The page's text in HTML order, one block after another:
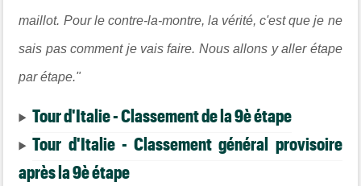
maillot. Pour le contre-la-montre, la vérité, c'est que je ne
sais pas comment je vais faire. Nous allons y aller étape
par étape."
Tour d'Italie - Classement de la 9è étape
Tour d'Italie - Classement général provisoire
après la 9è étape